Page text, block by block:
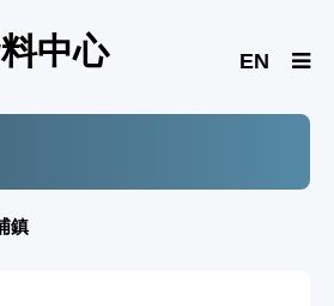
中心 EN
鎮